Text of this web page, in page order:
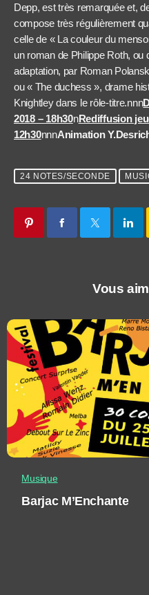
Depp, est très remarquée et,
compose très régulièrement
celle de « La couleur du
un roman de Philippe Roth, ou
adaptation, par Roman
ou « The duchess », drame
Knightley dans le rôle-titre.nnn
2018 – 18h30nRediffusion
12h30nnnAnimation
24 NOTES/SECONDE
Vous
Musique
Barjac M’Enchante